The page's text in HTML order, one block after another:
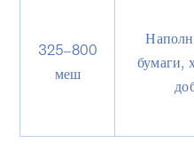
325–800
меш
бумаги,